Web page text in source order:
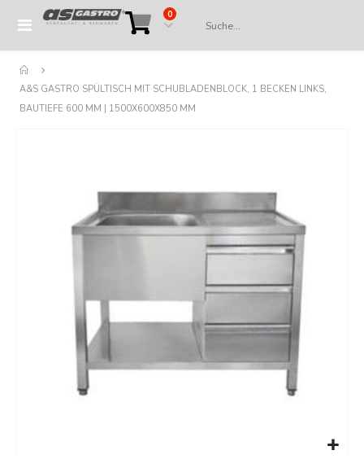
Navigation
Cart
0Artikel
A&S GASTRO SPÜLTISCH MIT SCHUBLADENBLOCK, 1 BECKEN LINKS,
BAUTIEFE 600 MM | 1500X600X850 MM